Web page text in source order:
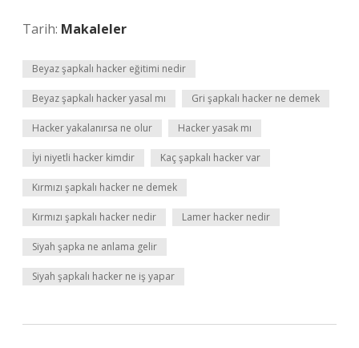
Tarih: Makaleler
Beyaz şapkalı hacker eğitimi nedir
Beyaz şapkalı hacker yasal mı Gri şapkalı hacker ne demek
Hacker yakalanırsa ne olur Hacker yasak mı
İyi niyetli hacker kimdir Kaç şapkalı hacker var
Kırmızı şapkalı hacker ne demek
Kırmızı şapkalı hacker nedir Lamer hacker nedir
Siyah şapka ne anlama gelir
Siyah şapkalı hacker ne iş yapar